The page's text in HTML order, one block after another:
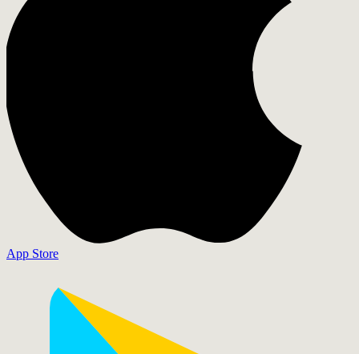
App Store